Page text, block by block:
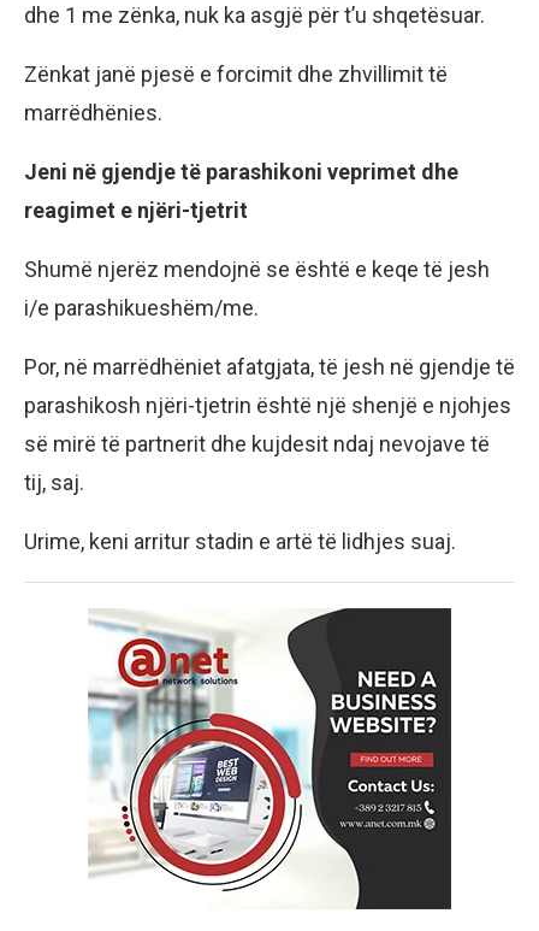
dhe 1 me zënka, nuk ka asgjë për t’u shqetësuar.
Zënkat janë pjesë e forcimit dhe zhvillimit të
marrëdhënies.
Jeni në gjendje të parashikoni veprimet dhe
reagimet e njëri-tjetrit
Shumë njerëz mendojnë se është e keqe të jesh
i/e parashikueshëm/me.
Por, në marrëdhëniet afatgjata, të jesh në gjendje të
parashikosh njëri-tjetrin është një shenjë e njohjes
së mirë të partnerit dhe kujdesit ndaj nevojave të
tij, saj.
Urime, keni arritur stadin e artë të lidhjes suaj.